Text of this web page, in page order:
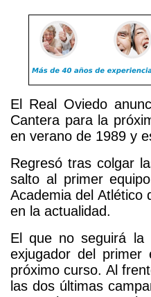
El Real Oviedo
Cantera para la
en verano de 1989 y
Regresó tras colgar
salto al primer
Academia del Atlético
en la actualidad.
El que no seguirá la
exjugador del primer
próximo curso. Al
las dos últimas